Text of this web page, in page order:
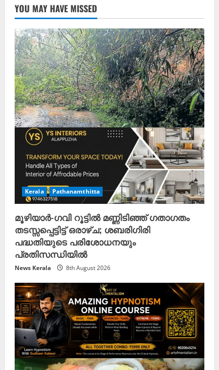
YOU MAY HAVE MISSED
Kerala Pathanamthitta
മൂഴിയാർ-ഗവി റൂട്ടിൽ മണ്ണിടിഞ്ഞ് ഗതാഗതം
തടസ്സപ്പെട്ടിട്ട് ഒരാഴ്ച; ശബരിഗിരി
പദ്ധതിയുടെ പരിശോധനയും
പ്രതിസന്ധിയിൽ
News Kerala 8th August 2026